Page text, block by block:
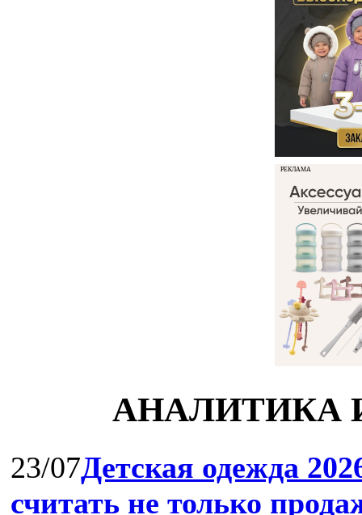
РЕКЛАМА
АНАЛИТИКА
23/07Детская одежда
считать не только